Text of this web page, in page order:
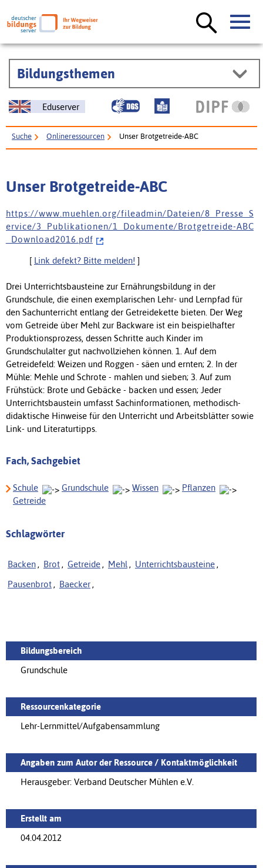
Bildungsthemen
Eduserver
Suche Onlineressourcen Unser Brotgetreide-ABC
Unser Brotgetreide-ABC
h t t p s : / / w w w . m u e h l e n . o r g / f i l e a d m i n / D a t e i e n / 8 _ P r e s s e _ S
e r v i c e / 3 _ P u b l i k a t i o n e n / 1 _ D o k u m e n t e / B r o t g e t r e i d e - A B C
_ D o w n l o a d 2 0 1 6 . p d f
[ Link defekt? Bitte melden! ]
Drei Unterrichtsbausteine zur Ernährungsbildung in der
Grundschule, die einen exemplarischen Lehr- und Lernpfad für
den Sachunterricht entlang der Getreidekette bieten. Der Weg
vom Getreide über Mehl zur Backware ist ein beispielhafter
Produktionsprozess, dessen Schritte auch Kinder im
Grundschulalter gut nachvollziehen können. 1. Auf dem
Getreidefeld: Weizen und Roggen - säen und ernten; 2. In der
Mühle: Mehle und Schrote - mahlen und sieben; 3. Auf zum
Frühstück: Brote und Gebäcke - backen und essen; Jeder
Unterrichtsbaustein umfasst Sachinformationen, methodisch-
didaktische Hinweise für den Unterricht und Arbeitsblätter sowie
Link- und Literaturtipps.
Fach, Sachgebiet
Schule Grundschule Wissen
Pflanzen
Getreide
Schlagwörter
Backen , Brot , Getreide , Mehl , Unterrichtsbausteine ,
Pausenbrot , Baecker ,
Bildungsbereich
Grundschule
Ressourcenkategorie
Lehr-Lernmittel/Aufgabensammlung
Angaben zum Autor der Ressource / Kontaktmöglichkeit
Herausgeber: Verband Deutscher Mühlen e.V.
Erstellt am
04.04.2012